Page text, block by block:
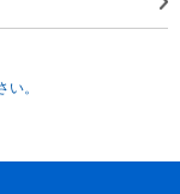
。